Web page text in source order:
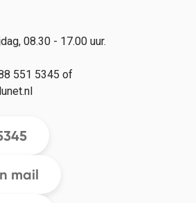
08.30 - 17.00 uur.
551 5345 of
mail